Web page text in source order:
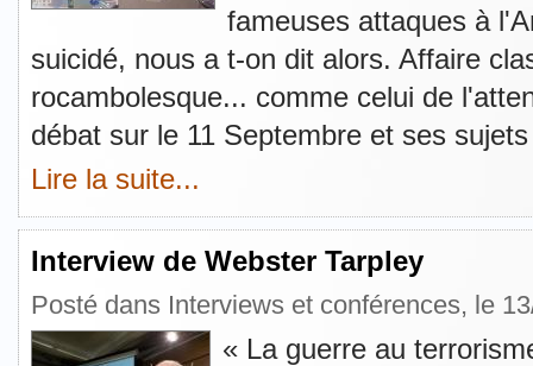
fameuses attaques à
suicidé, nous a t-on dit alors. Affaire
rocambolesque... comme celui de
débat sur le 11 Septembre et ses
Lire la suite...
Interview de Webster Tarpley
Posté dans Interviews et conférences, le
« La guerre au